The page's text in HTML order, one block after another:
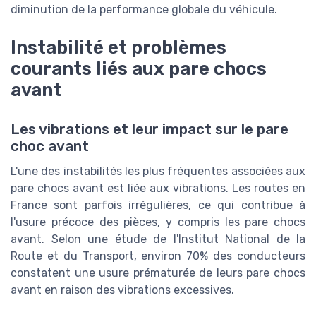
diminution de la performance globale du véhicule.
Instabilité et problèmes
courants liés aux pare chocs
avant
Les vibrations et leur impact sur le pare
choc avant
L'une des instabilités les plus fréquentes associées aux
pare chocs avant est liée aux vibrations. Les routes en
France sont parfois irrégulières, ce qui contribue à
l'usure précoce des pièces, y compris les pare chocs
avant. Selon une étude de l'Institut National de la
Route et du Transport, environ 70% des conducteurs
constatent une usure prématurée de leurs pare chocs
avant en raison des vibrations excessives.